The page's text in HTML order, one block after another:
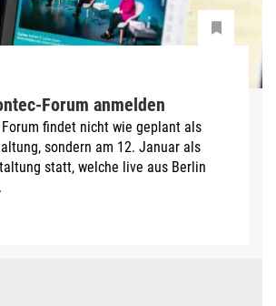
Forum anmelden
Forum findet nicht wie geplant als
sondern am 12. Januar als
statt, welche live aus Berlin